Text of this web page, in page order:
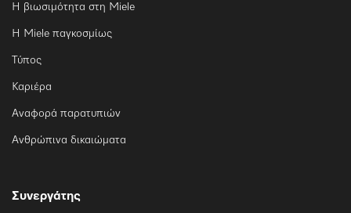
Η βιωσιμότητα στη Miele
Η Miele παγκοσμίως
Τύπος
Καριέρα
Αναφορά παρατυπιών
Ανθρώπινα δικαιώματα
Συνεργάτης